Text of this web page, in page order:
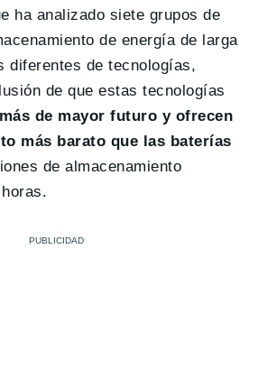
ha analizado siete grupos de
de energía de larga
diferentes de tecnologías,
de que estas tecnologías
de mayor futuro y ofrecen
más barato que las baterías
de almacenamiento